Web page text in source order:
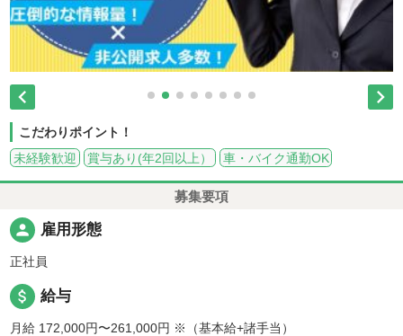
 
こだわりポイント！
未経験歓迎
賞与あり(年2回以上） 車・バイク通勤OK
募集要項
person 雇用形態
正社員
attach_money 給与
月給 172,000円〜261,000円 ※（基本給+諸手当）